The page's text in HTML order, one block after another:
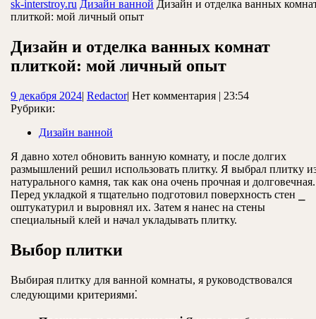
sk-interstroy.ru Дизайн ванной Дизайн и отделка ванных
плиткой: мой личный опыт
Дизайн и отделка ванных комнат
плиткой: мой личный опыт
9 декабря 20249| RedactorRedactor
| Нет комментария | 23:54
Рубрики:
Дизайн ванной
Я давно хотел обновить ванную комнату, и после долгих
размышлений решил использовать плитку. Я выбрал плитку
натурального камня, так как она очень прочная и долговечная.
Перед укладкой я тщательно подготовил поверхность стен ⎯
оштукатурил и выровнял их. Затем я нанес на стены
специальный клей и начал укладывать плитку.
Выбор плитки
Выбирая плитку для ванной комнаты, я руководствовался
следующими критериями⁚